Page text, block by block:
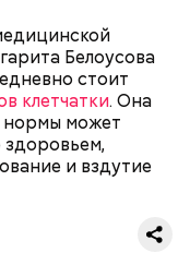
Белоусова
стоит
клетчатки. Она
нормы может
здоровьем,
и вздутие
нужно легко
зелень
масло.
рецептом